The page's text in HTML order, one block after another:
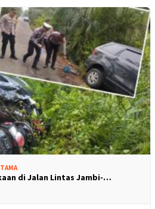
di Jalan Lintas Jambi-…